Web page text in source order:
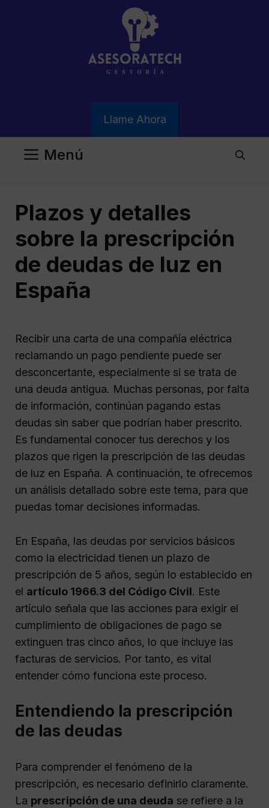
Llame Ahora
Menú
Plazos y detalles
sobre la prescripción
de deudas de luz en
España
Recibir una carta de una compañía eléctrica
reclamando un pago pendiente puede ser
desconcertante, especialmente si se trata de
una deuda antigua. Muchas personas, por falta
de información, continúan pagando estas
deudas sin saber que podrían haber prescrito.
Es fundamental conocer tus derechos y los
plazos que rigen la prescripción de las deudas
de luz en España. A continuación, te ofrecemos
un análisis detallado sobre este tema, para que
puedas tomar decisiones informadas.
En España, las deudas por servicios básicos
como la electricidad tienen un plazo de
prescripción de 5 años, según lo establecido en
el artículo 1966.3 del Código Civil. Este
artículo señala que las acciones para exigir el
cumplimiento de obligaciones de pago se
extinguen tras cinco años, lo que incluye las
facturas de servicios. Por tanto, es vital
entender cómo funciona este proceso.
Entendiendo la prescripción
de las deudas
Para comprender el fenómeno de la
prescripción, es necesario definirlo claramente.
La prescripción de una deuda se refiere a la